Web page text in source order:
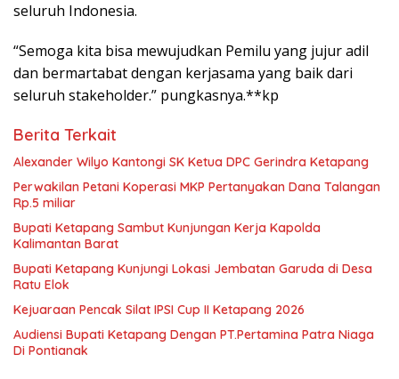
seluruh Indonesia.
“Semoga kita bisa mewujudkan Pemilu yang jujur adil
dan bermartabat dengan kerjasama yang baik dari
seluruh stakeholder.” pungkasnya.**kp
Berita Terkait
Alexander Wilyo Kantongi SK Ketua DPC Gerindra Ketapang
Perwakilan Petani Koperasi MKP Pertanyakan Dana Talangan
Rp.5 miliar
Bupati Ketapang Sambut Kunjungan Kerja Kapolda
Kalimantan Barat
Bupati Ketapang Kunjungi Lokasi Jembatan Garuda di Desa
Ratu Elok
Kejuaraan Pencak Silat IPSI Cup II Ketapang 2026
Audiensi Bupati Ketapang Dengan PT.Pertamina Patra Niaga
Di Pontianak